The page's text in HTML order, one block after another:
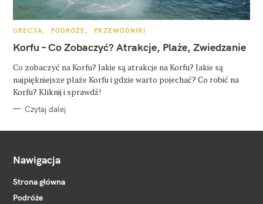
K
T
E
O
R
I
GRECJA PODRÓŻE PRZEWODNIKI
Korfu – Co Zobaczyć? Atrakcje, Plaże, Zwiedzanie
Co zobaczyć na Korfu? Jakie są atrakcje na Korfu? Jakie są
najpiękniejsze plaże Korfu i gdzie warto pojechać? Co robić na
Korfu? Kliknij i sprawdź!
Czytaj dalej
Nawigacja
Strona główna
Podróże